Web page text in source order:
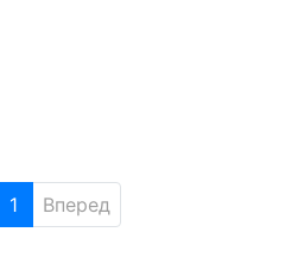
1 Вперед